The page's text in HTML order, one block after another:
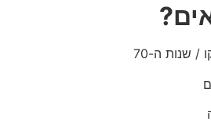
/ שנות ה-70